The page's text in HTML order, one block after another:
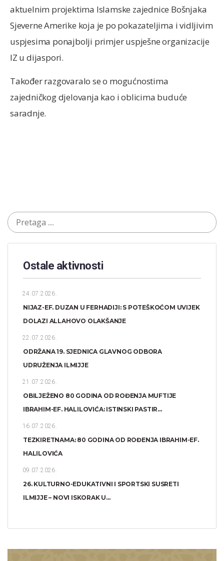
aktuelnim projektima Islamske zajednice Bošnjaka
Sjeverne Amerike koja je po pokazateljima i vidljivim
uspjesima ponajbolji primjer uspješne organizacije
IZ u dijaspori.
Također razgovaralo se o mogućnostima
zajedničkog djelovanja kao i oblicima buduće
saradnje.
Ostale aktivnosti
24.07.2026.
NIJAZ-EF. DUZAN U FERHADIJI: S POTEŠKOĆOM UVIJEK
DOLAZI ALLAHOVO OLAKŠANJE
22.07.2026.
ODRŽANA 19. SJEDNICA GLAVNOG ODBORA
UDRUŽENJA ILMIJJE
21.07.2026.
OBILJEŽENO 80 GODINA OD ROĐENJA MUFTIJE
IBRAHIM-EF. HALILOVIĆA: ISTINSKI PASTIR...
16.07.2026.
TEZKIRETNAMA: 80 GODINA OD ROĐENJA IBRAHIM-EF.
HALILOVIĆA
09.07.2026.
26. KULTURNO-EDUKATIVNI I SPORTSKI SUSRETI
ILMIJJE – NOVI ISKORAK U...